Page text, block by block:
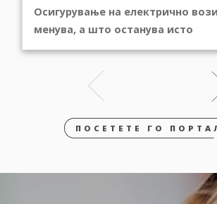
Осигурување на електрично
менува, а што останува исто
ПОСЕТЕТЕ ГО